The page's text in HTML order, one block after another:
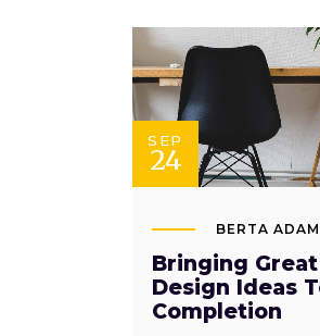
SEP
24
BERTA
Bringing Great
Design Ideas
Completion